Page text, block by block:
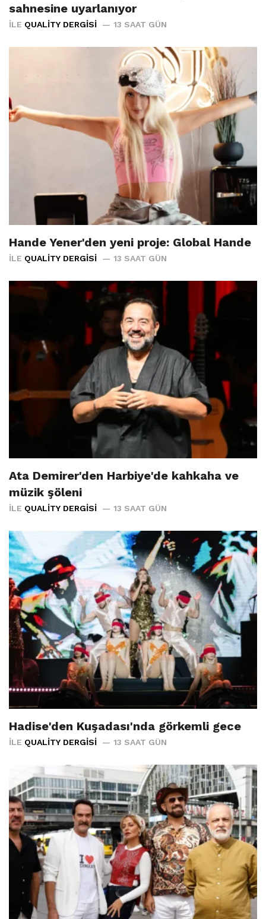
sahnesine uyarlanıyor
İLE QUALITY DERGISI 13 SAAT GÜN
Hande Yener'den yeni proje: Global Hande
İLE QUALITY DERGISI 13 SAAT GÜN
Ata Demirer'den Harbiye'de kahkaha ve
müzik şöleni
İLE QUALITY DERGISI 13 SAAT GÜN
Hadise'den Kuşadası'nda görkemli gece
İLE QUALITY DERGISI 13 SAAT GÜN